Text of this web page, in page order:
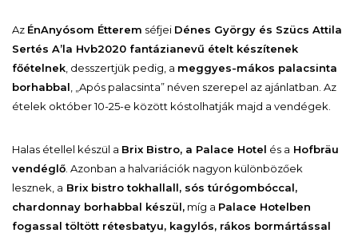
Az ÉnAnyósom Étterem séfjei Dénes György és Szücs Attila
Sertés A’la Hvb2020 fantázianevű ételt készítenek
főételnek , desszertjük pedig, a meggyes-mákos palacsinta
borhabbal , „Após palacsinta” néven szerepel az ajánlatban. Az
ételek október 10-25-e között kóstolhatják majd a vendégek.
Halas étellel készül a Brix Bistro, a Palace Hotel és a Hofbräu
vendéglő . Azonban a halvariációk nagyon különbözőek
lesznek, a Brix bistro tokhallall, sós túrógombóccal,
chardonnay borhabbal készül, míg a Palace Hotelben
fogassal töltött rétesbatyu, kagylós, rákos bormártással